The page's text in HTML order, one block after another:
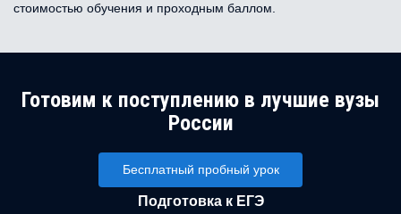
стоимостью обучения и проходным баллом.
Готовим к поступлению в лучшие вузы
России
Бесплатный пробный урок
Подготовка к ЕГЭ